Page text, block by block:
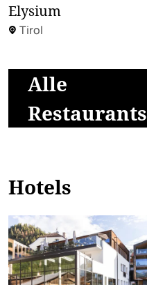
Elysium
Tirol
Alle
Restaurants
Hotels